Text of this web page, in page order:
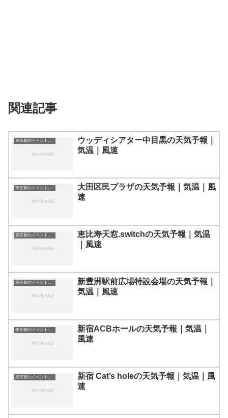
関連記事
東京都のイベント会場一覧
ウッディシアター中目黒の天気予報｜
気温｜風速
東京都のイベント会場一覧
大田区民プラザの天気予報｜気温｜風
速
東京都のイベント会場一覧
恵比寿天窓.switchの天気予報｜気温
｜風速
東京都のイベント会場一覧
新豊洲駅前広場特設会場の天気予報｜
気温｜風速
東京都のイベント会場一覧
新宿ACBホールの天気予報｜気温｜
風速
東京都のイベント会場一覧
新宿 Cat’s holeの天気予報｜気温｜風
速